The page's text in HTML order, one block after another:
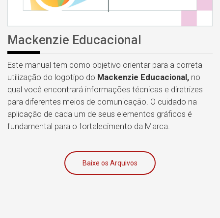
Mackenzie Educacional
Este manual tem como objetivo orientar para a correta
utilização do logotipo do Mackenzie Educacional, no
qual você encontrará informações técnicas e diretrizes
para diferentes meios de comunicação. O cuidado na
aplicação de cada um de seus elementos gráficos é
fundamental para o fortalecimento da Marca.
Baixe os Arquivos